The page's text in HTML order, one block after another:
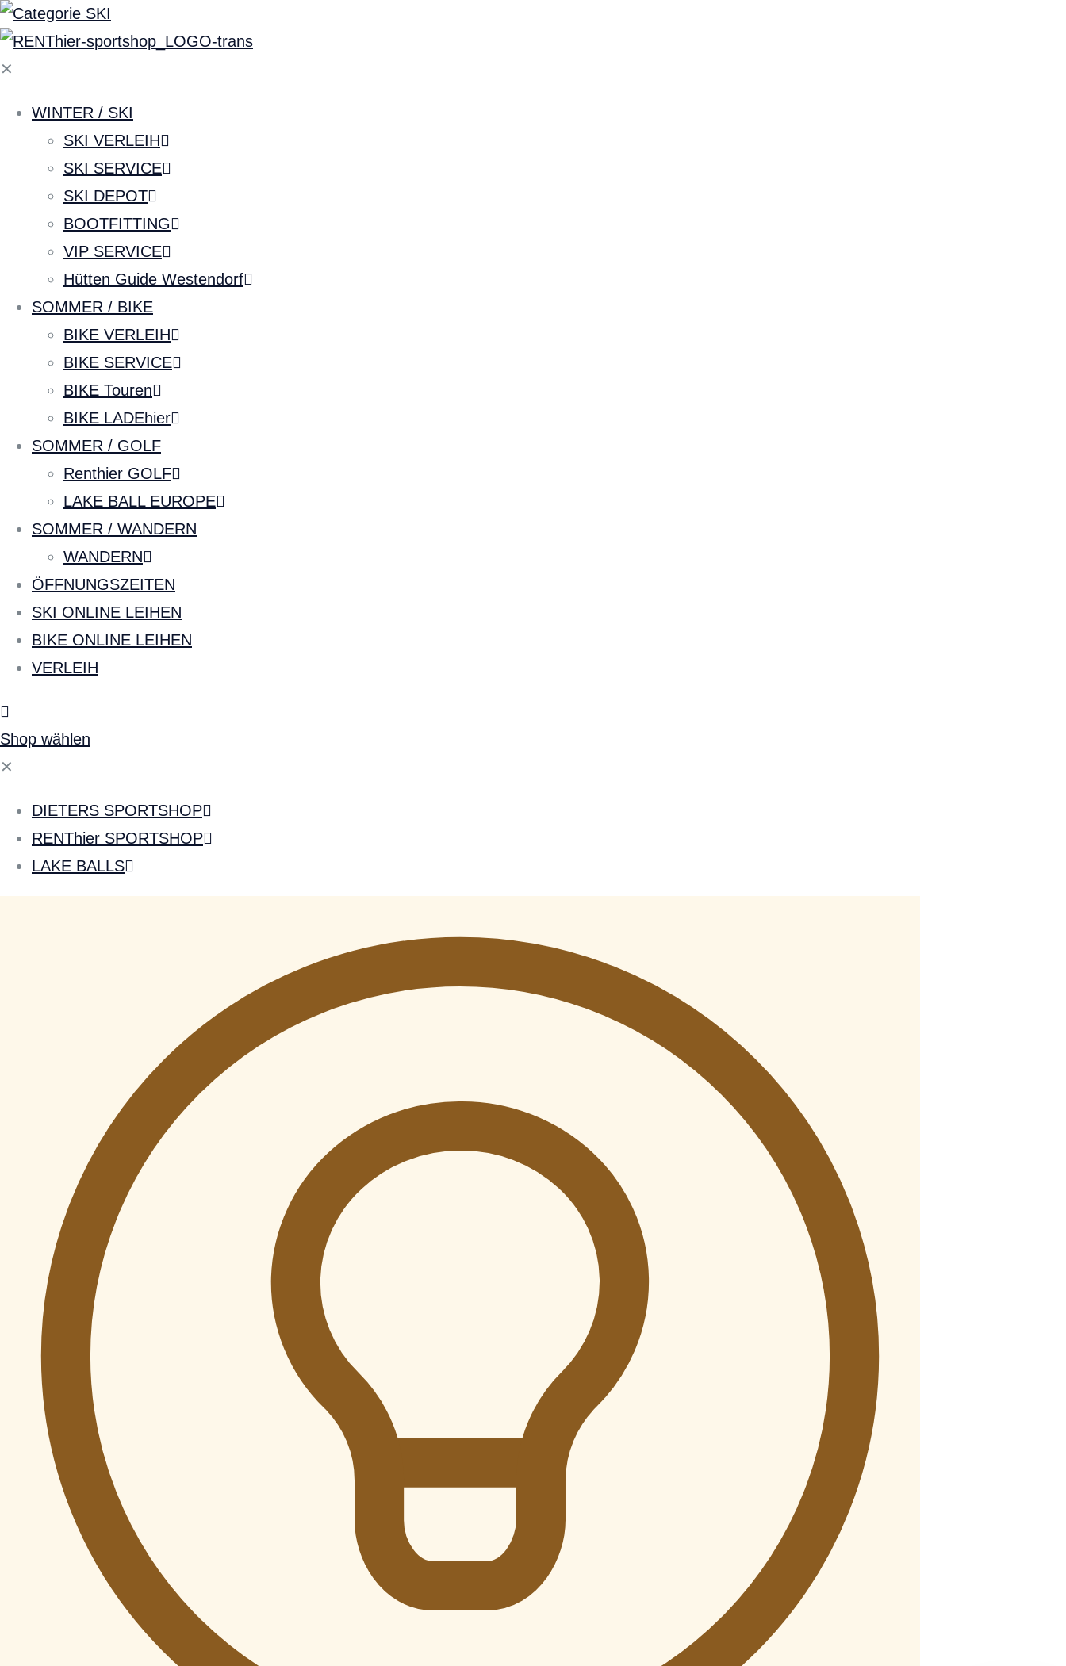
✕
WINTER / SKI
SKI VERLEIH
SKI SERVICE
SKI DEPOT
BOOTFITTING
VIP SERVICE
Hütten Guide Westendorf
SOMMER / BIKE
BIKE VERLEIH
BIKE SERVICE
BIKE Touren
BIKE LADEhier
SOMMER / GOLF
Renthier GOLF
LAKE BALL EUROPE
SOMMER / WANDERN
WANDERN
ÖFFNUNGSZEITEN
SKI ONLINE LEIHEN
BIKE ONLINE LEIHEN
VERLEIH
Shop wählen
✕
DIETERS SPORTSHOP
RENThier SPORTSHOP
LAKE BALLS